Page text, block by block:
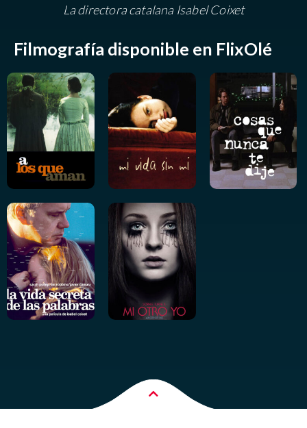
La directora catalana Isabel Coixet
Filmografía disponible en FlixOlé